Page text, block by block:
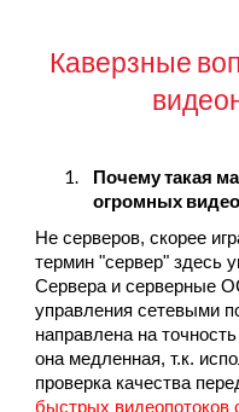
Каверзные
1.
Почему такая
огромных
Не серверов, скорее
термин "сервер" здесь
Сервера и серверные
управления сетевыми
направлена на
она медленная, т.к.
проверка качества
быстрых видеопотоков